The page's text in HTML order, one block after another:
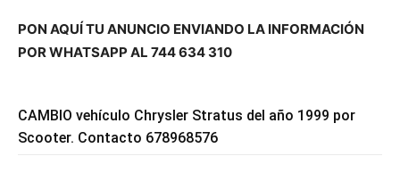
PON AQUÍ TU ANUNCIO ENVIANDO LA INFORMACIÓN
POR WHATSAPP AL 744 634 310
CAMBIO vehículo Chrysler Stratus del año 1999 por
Scooter. Contacto 678968576